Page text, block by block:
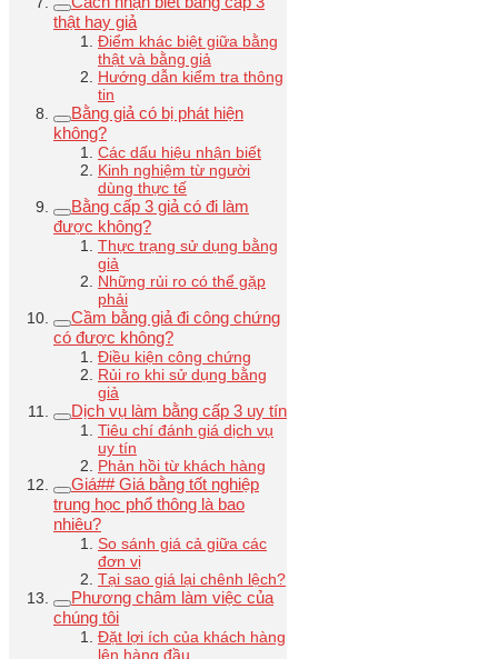
thật hay giả
Điểm khác biệt giữa bằng
thật và bằng giả
Hướng dẫn kiểm tra thông
tin
Bằng giả có bị phát hiện
không?
Các dấu hiệu nhận biết
Kinh nghiệm từ người
dùng thực tế
Bằng cấp 3 giả có đi làm
được không?
Thực trạng sử dụng bằng
giả
Những rủi ro có thể gặp
phải
Cầm bằng giả đi công chứng
có được không?
Điều kiện công chứng
Rủi ro khi sử dụng bằng
giả
Dịch vụ làm bằng cấp 3 uy tín
Tiêu chí đánh giá dịch vụ
uy tín
Phản hồi từ khách hàng
Giá## Giá bằng tốt nghiệp
trung học phổ thông là bao
nhiêu?
So sánh giá cả giữa các
đơn vị
Tại sao giá lại chênh lệch?
Phương châm làm việc của
chúng tôi
Đặt lợi ích của khách hàng
lên hàng đầu